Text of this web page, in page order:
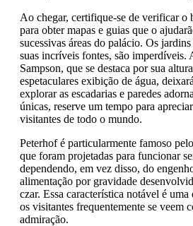
Ao chegar, certifique-se de verificar o
para obter mapas e guias que o
sucessivas áreas do palácio. Os
suas incríveis fontes, são imperdíveis.
Sampson, que se destaca por sua
espetaculares exibição de água,
explorar as escadarias e paredes
únicas, reserve um tempo para
visitantes de todo o mundo.
Peterhof é particularmente famoso
que foram projetadas para funcionar
dependendo, em vez disso, do
alimentação por gravidade
czar. Essa característica notável é uma
os visitantes frequentemente se veem
admiração.